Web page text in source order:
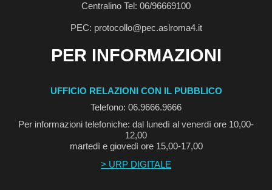
Centralino Tel: 06/96669100
PEC: protocollo@pec.aslroma4.it
PER INFORMAZIONI
UFFICIO RELAZIONI CON IL PUBBLICO
Telefono: 06.9666.9666
Per informazioni telefoniche: dal lunedì al venerdì ore 10,00-
12,00
martedì e giovedì ore 15,00-17,00
> URP DIGITALE